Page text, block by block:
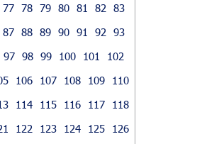
77 78 79 80 81 82
83
87 88 89 90 91 92
93
97 98 99 100 101
102
106 107 108 109
110
114 115 116 117
118
122 123 124 125
126